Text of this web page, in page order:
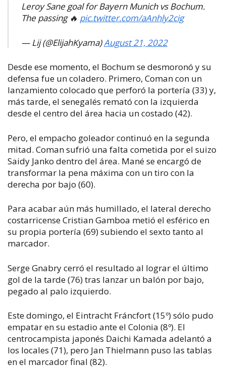
Leroy Sane goal for Bayern Munich vs Bochum.
The passing 🔥 pic.twitter.com/aAnhly2cig
— Lij (@ElijahKyama)August 21, 2022
Desde ese momento, el Bochum se desmoronó y su
defensa fue un coladero. Primero, Coman con un
lanzamiento colocado que perforó la portería (33) y,
más tarde, el senegalés remató con la izquierda
desde el centro del área hacia un costado (42).
Pero, el empacho goleador continuó en la segunda
mitad. Coman sufrió una falta cometida por el suizo
Saidy Janko dentro del área. Mané se encargó de
transformar la pena máxima con un tiro con la
derecha por bajo (60).
Para acabar aún más humillado, el lateral derecho
costarricense Cristian Gamboa metió el esférico en
su propia portería (69) subiendo el sexto tanto al
marcador.
Serge Gnabry cerró el resultado al lograr el último
gol de la tarde (76) tras lanzar un balón por bajo,
pegado al palo izquierdo.
Este domingo, el Eintracht Fráncfort (15º) sólo pudo
empatar en su estadio ante el Colonia (8º). El
centrocampista japonés Daichi Kamada adelantó a
los locales (71), pero Jan Thielmann puso las tablas
en el marcador final (82).